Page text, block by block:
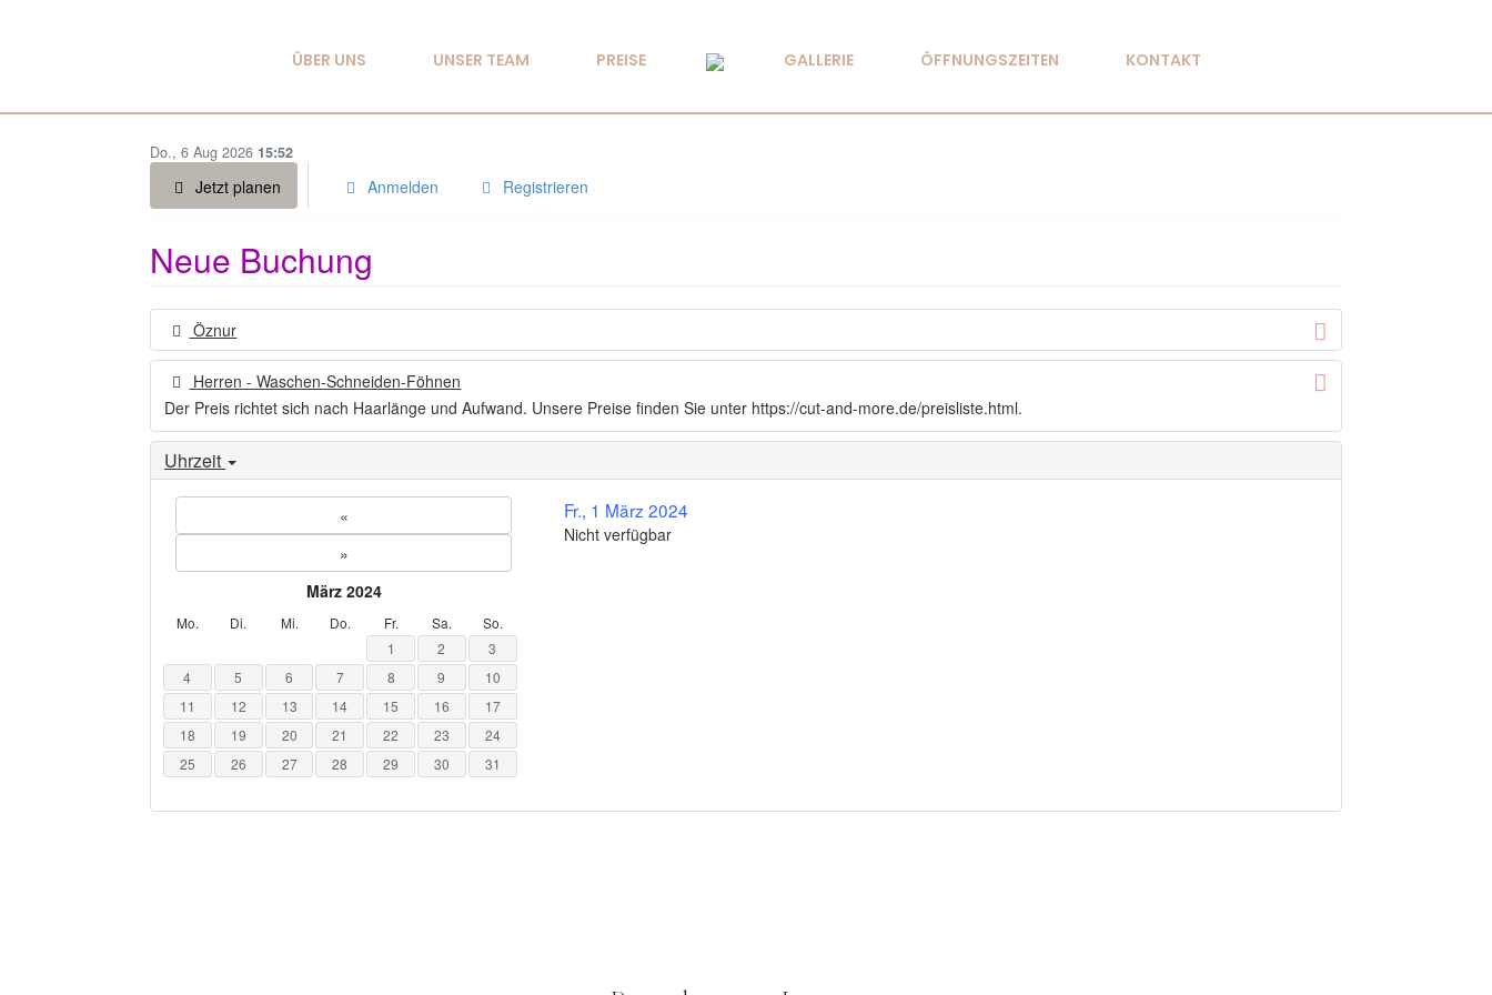
ÜBER UNS UNSER TEAM PREISE GALLERIE ÖFFNUNGSZEITEN KONTAKT
Do., 6 Aug 2026 15:52
Jetzt planen Anmelden Registrieren
Neue Buchung
Öznur
Herren - Waschen-Schneiden-Föhnen
Der Preis richtet sich nach Haarlänge und Aufwand. Unsere Preise finden Sie unter https://cut-and-more.de/preisliste.html.
Uhrzeit
«
»
März 2024
Mo. Di. Mi. Do. Fr. Sa.
So.
1
2
3
4
5 6 7 8 9
10
11
12 13 14 15 16
17
18
19 20 21 22 23
24
25
26 27 28 29 30 31
Fr., 1 März 2024
Nicht verfügbar